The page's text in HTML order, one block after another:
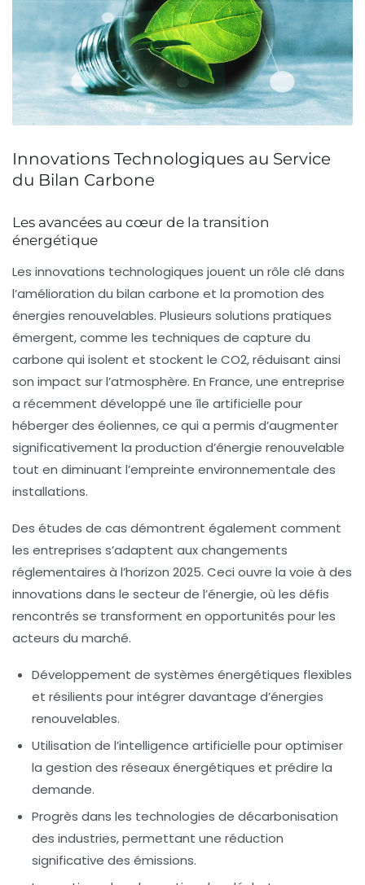
Innovations Technologiques au Service
du Bilan Carbone
Les avancées au cœur de la transition
énergétique
Les innovations technologiques jouent un rôle clé dans
l’amélioration du bilan carbone et la promotion des
énergies renouvelables. Plusieurs solutions pratiques
émergent, comme les techniques de capture du
carbone qui isolent et stockent le CO2, réduisant ainsi
son impact sur l’atmosphère. En France, une entreprise
a récemment développé une île artificielle pour
héberger des éoliennes, ce qui a permis d’augmenter
significativement la production d’énergie renouvelable
tout en diminuant l’empreinte environnementale des
installations.
Des études de cas démontrent également comment
les entreprises s’adaptent aux changements
réglementaires à l’horizon 2025. Ceci ouvre la voie à des
innovations dans le secteur de l’énergie, où les défis
rencontrés se transforment en opportunités pour les
acteurs du marché.
Développement de systèmes énergétiques flexibles
et résilients pour intégrer davantage d’énergies
renouvelables.
Utilisation de l’intelligence artificielle pour optimiser
la gestion des réseaux énergétiques et prédire la
demande.
Progrès dans les technologies de décarbonisation
des industries, permettant une réduction
significative des émissions.